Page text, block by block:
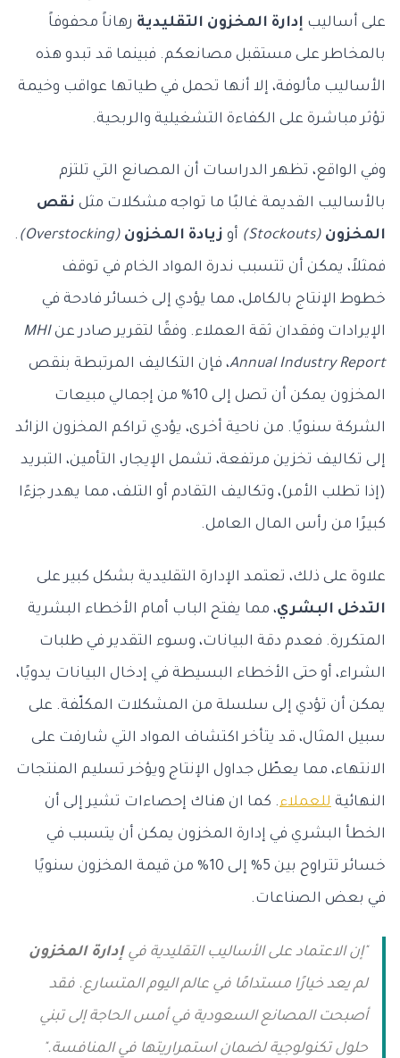
على أساليب إدارة المخزون التقليدية رهاناً محفوفاً
بالمخاطر على مستقبل مصانعكم. فبينما قد تبدو هذه
الأساليب مألوفة، إلا أنها تحمل في طياتها عواقب وخيمة
تؤثر مباشرة على الكفاءة التشغيلية والربحية.
وفي الواقع، تظهر الدراسات أن المصانع التي تلتزم
بالأساليب القديمة غالبًا ما تواجه مشكلات مثل نقص
المخزون (Stockouts) أو زيادة المخزون (Overstocking)
.
فمثلاً، يمكن أن تتسبب ندرة المواد الخام في توقف
خطوط الإنتاج بالكامل، مما يؤدي إلى خسائر فادحة في
الإيرادات وفقدان ثقة العملاء. وفقًا لتقرير صادر عنMHI
Annual Industry Report، فإن التكاليف المرتبطة بنقص
المخزون يمكن أن تصل إلى 10% من إجمالي مبيعات
الشركة سنويًا. من ناحية أخرى، يؤدي تراكم المخزون الزائد
إلى تكاليف تخزين مرتفعة، تشمل الإيجار، التأمين، التبريد
(إذا تطلب الأمر)، وتكاليف التقادم أو التلف، مما يهدر جزءًا
كبيرًا من رأس المال العامل.
علاوة على ذلك، تعتمد الإدارة التقليدية بشكل كبير على
التدخل البشري، مما يفتح الباب أمام الأخطاء البشرية
المتكررة. فعدم دقة البيانات، وسوء التقدير في طلبات
الشراء، أو حتى الأخطاء البسيطة في إدخال البيانات يدويًا،
يمكن أن تؤدي إلى سلسلة من المشكلات المكلّفة. على
سبيل المثال، قد يتأخر اكتشاف المواد التي شارفت على
الانتهاء، مما يعطّل جداول الإنتاج ويؤخر تسليم المنتجات
النهائية للعملاء. كما ان هناك إحصاءات تشير إلى أن
الخطأ البشري في إدارة المخزون يمكن أن يتسبب في
خسائر تتراوح بين 5% إلى 10% من قيمة المخزون سنويًا
في بعض الصناعات.
"إن الاعتماد على الأساليب التقليدية فيإدارة المخزون
لم يعد خيارًا مستدامًا في عالم اليوم المتسارع. فقد
أصبحت المصانع السعودية في أمس الحاجة إلى تبني
حلول تكنولوجية لضمان استمراريتها في المنافسة."